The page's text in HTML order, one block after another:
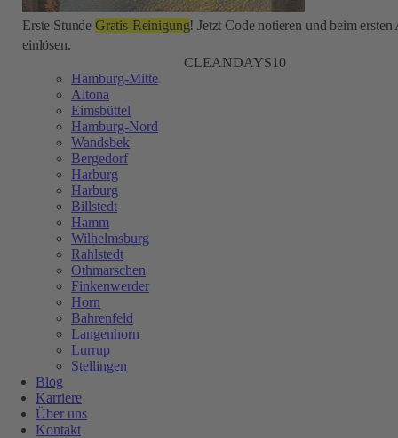
Erste Stunde Gratis-Reinigung! Jetzt Code notieren und beim ersten
einlösen.
CLEANDAYS10
Hamburg-Mitte
Altona
Eimsbüttel
Hamburg-Nord
Wandsbek
Bergedorf
Harburg
Harburg
Billstedt
Hamm
Wilhelmsburg
Rahlstedt
Othmarschen
Finkenwerder
Horn
Bahrenfeld
Langenhorn
Lurrup
Stellingen
Blog
Karriere
Über uns
Kontakt